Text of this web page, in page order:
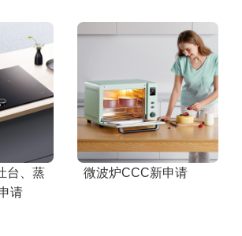
台、蒸
请
微波炉CCC新申请